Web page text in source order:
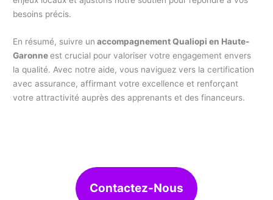
besoins précis.
En résumé, suivre un accompagnement Qualiopi en Haute-
Garonneest crucial pour valoriser votre engagement envers
la qualité. Avec notre aide, vous naviguez vers la certification
avec assurance, affirmant votre excellence et renforçant
votre attractivité auprès des apprenants et des financeurs.
Contactez-Nous